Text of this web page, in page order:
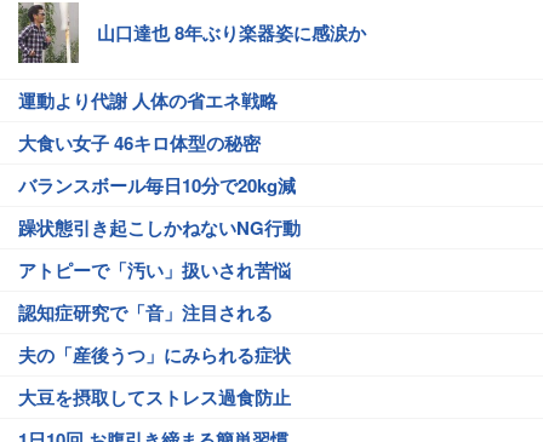
山口達也 8年ぶり楽器姿に感涙か
運動より代謝 人体の省エネ戦略
大食い女子 46キロ体型の秘密
バランスボール毎日10分で20kg減
躁状態引き起こしかねないNG行動
アトピーで「汚い」扱いされ苦悩
認知症研究で「音」注目される
夫の「産後うつ」にみられる症状
大豆を摂取してストレス過食防止